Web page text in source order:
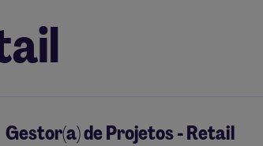
Gestor(a) de Projetos - Retail